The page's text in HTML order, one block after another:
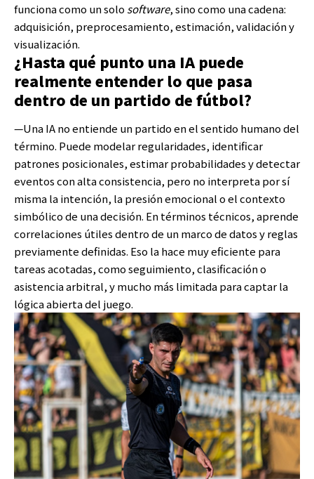
funciona como un solo software, sino como una cadena:
adquisición, preprocesamiento, estimación, validación y
visualización.
¿Hasta qué punto una IA puede
realmente entender lo que pasa
dentro de un partido de fútbol?
—Una IA no entiende un partido en el sentido humano del
término. Puede modelar regularidades, identificar
patrones posicionales, estimar probabilidades y detectar
eventos con alta consistencia, pero no interpreta por sí
misma la intención, la presión emocional o el contexto
simbólico de una decisión. En términos técnicos, aprende
correlaciones útiles dentro de un marco de datos y reglas
previamente definidas. Eso la hace muy eficiente para
tareas acotadas, como seguimiento, clasificación o
asistencia arbitral, y mucho más limitada para captar la
lógica abierta del juego.